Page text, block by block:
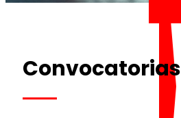
Convocatorias